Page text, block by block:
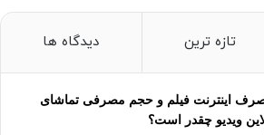
تازه ترین دیدگاه ها
اینترنت فیلم و حجم مصرفی تماشای
ویدیو چقدر است؟